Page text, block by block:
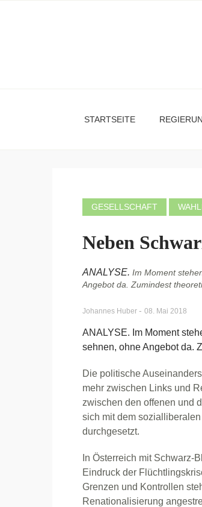
STARTSEITE
GESELLSCHAFT
Neben
ANALYSE. Im Moment
Angebot da. Zumindest
Johannes Huber - 08. Mai 2018
ANALYSE. Im Moment
sehnen, ohne Angebot da.
Die politische
mehr zwischen Links und
zwischen den offenen und
sich mit dem
durchgesetzt.
In Österreich mit Schwarz-
Eindruck der
Grenzen und Kontrollen
Renationalisierung